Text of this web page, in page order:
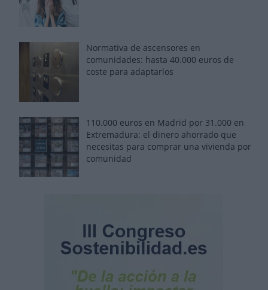
Normativa de ascensores en
comunidades: hasta 40.000 euros de
coste para adaptarlos
110.000 euros en Madrid por 31.000 en
Extremadura: el dinero ahorrado que
necesitas para comprar una vivienda por
comunidad